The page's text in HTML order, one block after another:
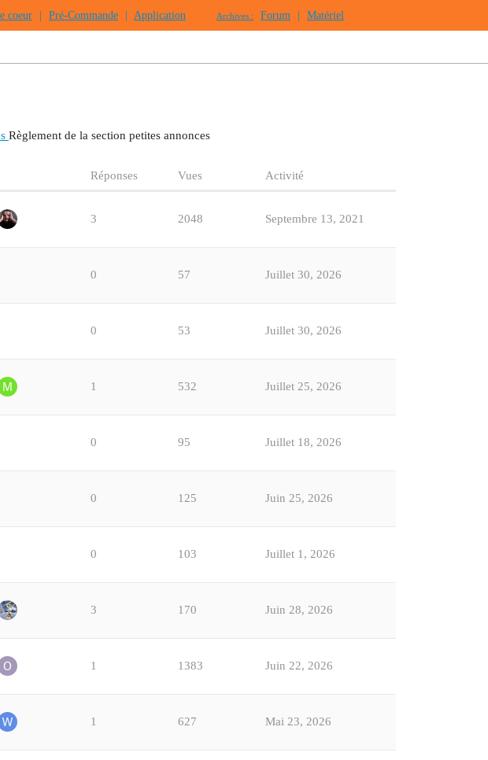
coeur Pré-Commande Application Archives : Forum Matériel
Règlement de la section petites annonces
Réponses Vues Activité
3 2048 Septembre 13, 2021
0 57 Juillet 30, 2026
0 53 Juillet 30, 2026
1 532 Juillet 25, 2026
0 95 Juillet 18, 2026
0 125 Juin 25, 2026
0 103 Juillet 1, 2026
3 170 Juin 28, 2026
1 1383 Juin 22, 2026
1 627 Mai 23, 2026